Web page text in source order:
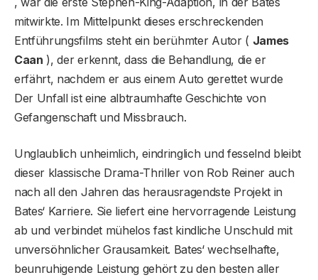
mitwirkte. Im Mittelpunkt dieses erschreckenden
Entführungsfilms steht ein berühmter Autor ( James
Caan ), der erkennt, dass die Behandlung, die er
erfährt, nachdem er aus einem Auto gerettet wurde
Der Unfall ist eine albtraumhafte Geschichte von
Gefangenschaft und Missbrauch.
Unglaublich unheimlich, eindringlich und fesselnd bleibt
dieser klassische Drama-Thriller von Rob Reiner auch
nach all den Jahren das herausragendste Projekt in
Bates‘ Karriere. Sie liefert eine hervorragende Leistung
ab und verbindet mühelos fast kindliche Unschuld mit
unversöhnlicher Grausamkeit. Bates‘ wechselhafte,
beunruhigende Leistung gehört zu den besten aller